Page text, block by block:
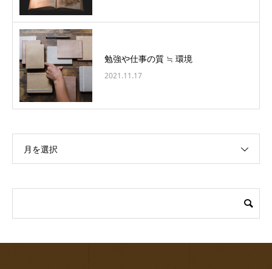
勉強や仕事の質 ≒ 環境
2021.11.17
月を選択